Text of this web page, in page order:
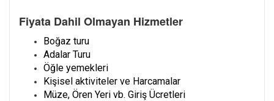
Fiyata Dahil Olmayan Hizmetler
Boğaz turu
Adalar Turu
Öğle yemekleri
Kişisel aktiviteler ve Harcamalar
Müze, Ören Yeri vb. Giriş Ücretleri